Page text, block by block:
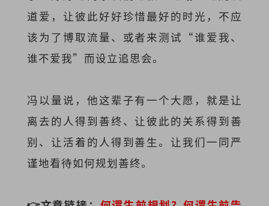
道爱，让彼此好好珍惜最好的时光，不应
该为了博取流量、或者来测试“谁爱我、
谁不爱我”而设立追思会。
冯以量说，他这辈子有一个大愿，就是让
离去的人得到善终、让彼此的关系得到善
别、让活着的人得到善生。让我们一同严
谨地看待如何规划善终。